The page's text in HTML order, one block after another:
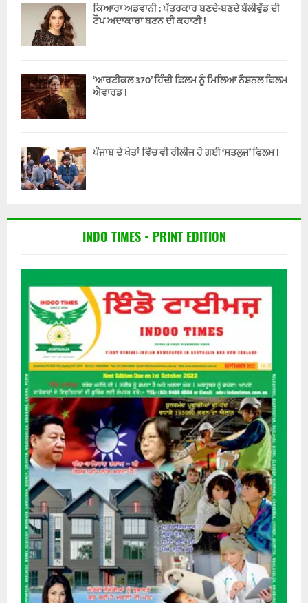
ਕਿਆਰਾ ਅਡਵਾਨੀ : ਪੱਤਰਕਾਰ ਬਣਦੇ-ਬਣਦੇ ਬੌਲੀਵੁੱਡ ਦੀ
ਟੌਪ ਅਦਾਕਾਰਾ ਬਣਨ ਦੀ ਕਹਾਣੀ !
‘ਆਰਟੀਕਲ 370’ ਹਿੰਦੀ ਫ਼ਿਲਮ ਨੂੰ ਮਿਲਿਆ ਨੈਸ਼ਨਲ ਫ਼ਿਲਮ
ਐਵਾਰਡ !
ਪੰਜਾਬ ਦੇ ਖੇਤਾਂ ਵਿੱਚ ਵੀ ਰੀਲੀਜ ਹੋ ਗਈ ‘ਸਤਲੁਜ’ ਫਿਲਮ !
INDO TIMES - PRINT EDITION